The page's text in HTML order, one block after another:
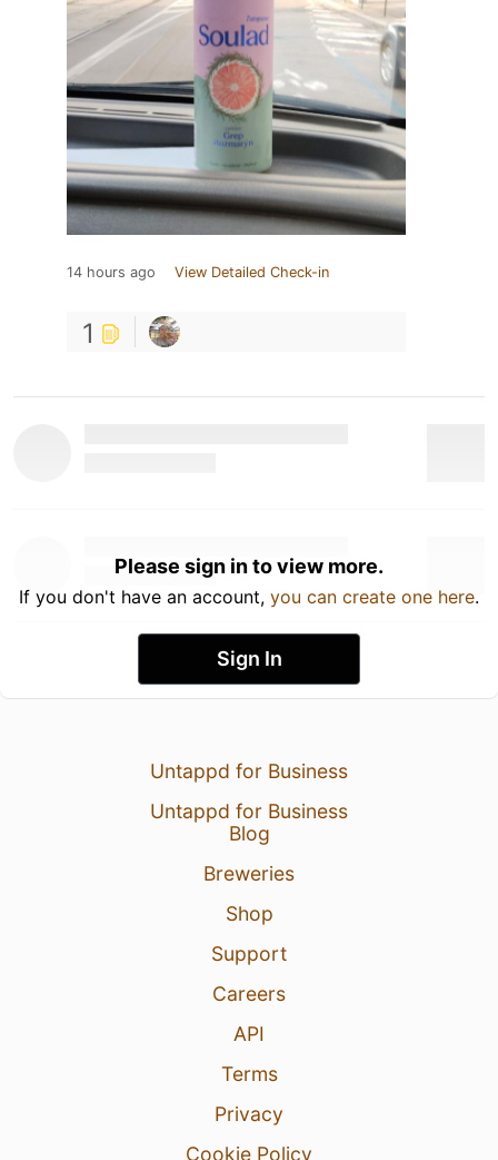
14 hours ago View Detailed Check-in
1
Please sign in to view more.
If you don't have an account, you can create one here.
Sign In
Untappd for Business
Untappd for Business
Blog
Breweries
Shop
Support
Careers
API
Terms
Privacy
Cookie Policy